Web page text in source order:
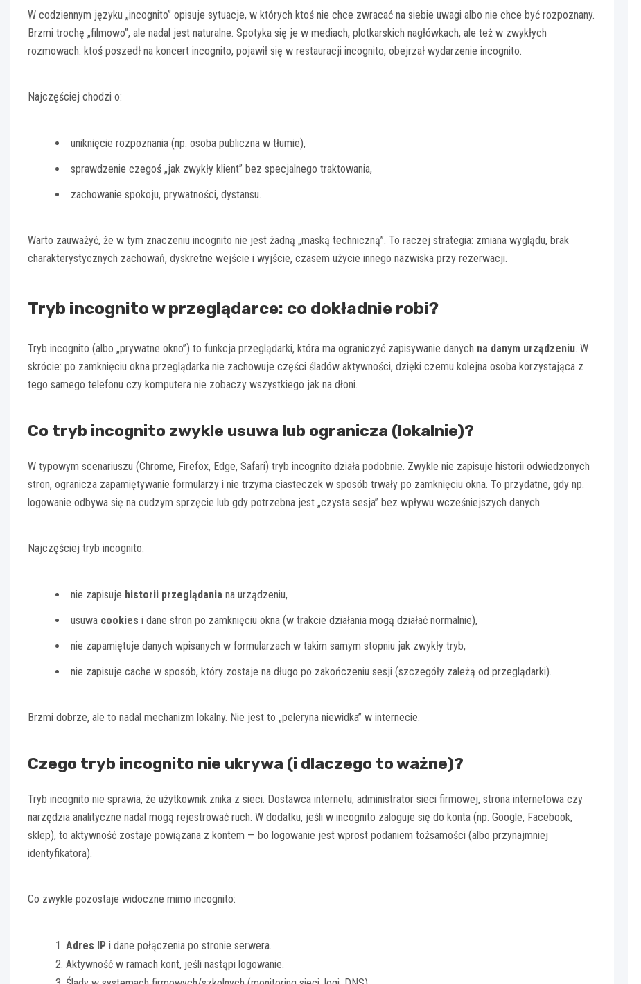
W codziennym języku „incognito” opisuje sytuacje, w których ktoś nie chce zwracać na siebie uwagi albo nie chce być rozpoznany.
Brzmi trochę „filmowo”, ale nadal jest naturalne. Spotyka się je w mediach, plotkarskich nagłówkach, ale też w zwykłych
rozmowach: ktoś poszedł na koncert incognito, pojawił się w restauracji incognito, obejrzał wydarzenie incognito.
Najczęściej chodzi o:
uniknięcie rozpoznania (np. osoba publiczna w tłumie),
sprawdzenie czegoś „jak zwykły klient” bez specjalnego traktowania,
zachowanie spokoju, prywatności, dystansu.
Warto zauważyć, że w tym znaczeniu incognito nie jest żadną „maską techniczną”. To raczej strategia: zmiana wyglądu, brak
charakterystycznych zachowań, dyskretne wejście i wyjście, czasem użycie innego nazwiska przy rezerwacji.
Tryb incognito w przeglądarce: co dokładnie robi?
Tryb incognito (albo „prywatne okno”) to funkcja przeglądarki, która ma ograniczyć zapisywanie danych na danym urządzeniu. W
skrócie: po zamknięciu okna przeglądarka nie zachowuje części śladów aktywności, dzięki czemu kolejna osoba korzystająca z
tego samego telefonu czy komputera nie zobaczy wszystkiego jak na dłoni.
Co tryb incognito zwykle usuwa lub ogranicza (lokalnie)?
W typowym scenariuszu (Chrome, Firefox, Edge, Safari) tryb incognito działa podobnie. Zwykle nie zapisuje historii odwiedzonych
stron, ogranicza zapamiętywanie formularzy i nie trzyma ciasteczek w sposób trwały po zamknięciu okna. To przydatne, gdy np.
logowanie odbywa się na cudzym sprzęcie lub gdy potrzebna jest „czysta sesja” bez wpływu wcześniejszych danych.
Najczęściej tryb incognito:
nie zapisuje historii przeglądania na urządzeniu,
usuwa cookies i dane stron po zamknięciu okna (w trakcie działania mogą działać normalnie),
nie zapamiętuje danych wpisanych w formularzach w takim samym stopniu jak zwykły tryb,
nie zapisuje cache w sposób, który zostaje na długo po zakończeniu sesji (szczegóły zależą od przeglądarki).
Brzmi dobrze, ale to nadal mechanizm lokalny. Nie jest to „peleryna niewidka” w internecie.
Czego tryb incognito nie ukrywa (i dlaczego to ważne)?
Tryb incognito nie sprawia, że użytkownik znika z sieci. Dostawca internetu, administrator sieci firmowej, strona internetowa czy
narzędzia analityczne nadal mogą rejestrować ruch. W dodatku, jeśli w incognito zaloguje się do konta (np. Google, Facebook,
sklep), to aktywność zostaje powiązana z kontem — bo logowanie jest wprost podaniem tożsamości (albo przynajmniej
identyfikatora).
Co zwykle pozostaje widoczne mimo incognito:
Adres IP i dane połączenia po stronie serwera.
Aktywność w ramach kont, jeśli nastąpi logowanie.